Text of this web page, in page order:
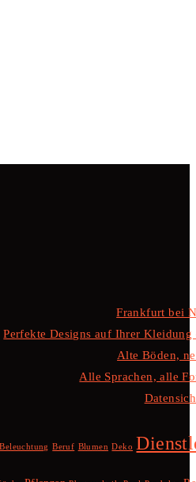
Frankfurt bei
Perfekte Designs auf Ihrer
Alte Böden,
Alle Sprachen, alle
Beleuchtung Beruf Blumen Deko